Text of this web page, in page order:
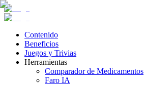
Contenido
Beneficios
Juegos y Trivias
Herramientas
Comparador de Medicamentos
Faro IA